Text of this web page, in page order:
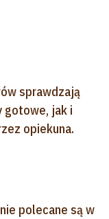
sprawdzają
gotowe, jak i
opiekuna.
polecane są w